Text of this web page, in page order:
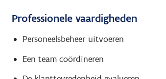
Professionele vaardigheden
Personeelsbeheer uitvoeren
Een team coördineren